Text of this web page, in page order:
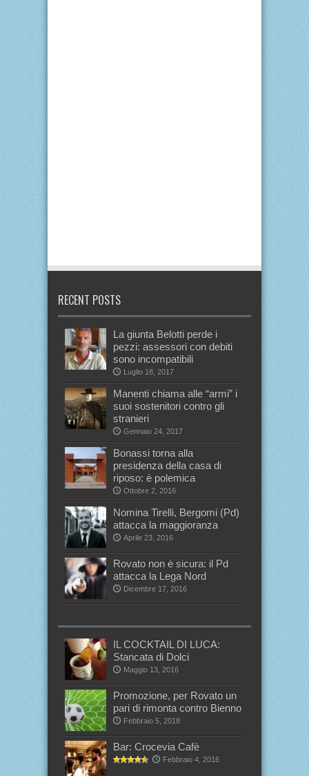
RECENT POSTS
La giunta Belotti perde i
pezzi: assessori con debiti
sono incompatibili
Luglio 18, 2017
Manenti chiama alle “armi” i
suoi sostenitori contro gli
stranieri
Gennaio 24, 2017
Bonassi torna alla
presidenza della casa di
riposo: è polemica
Ottobre 2, 2016
Nomina Tirelli, Bergomi (Pd)
attacca la maggioranza
Aprile 23, 2016
Rovato non è sicura: il Pd
attacca la Lega Nord
Dicembre 17, 2016
IL COCKTAIL DI LUCA:
Stancata di Dolci
Maggio 13, 2016
Promozione, per Rovato un
pari di rimonta contro Bienno
Febbraio 5, 2018
Bar: Crocevia Cafè
Febbraio 4, 2016